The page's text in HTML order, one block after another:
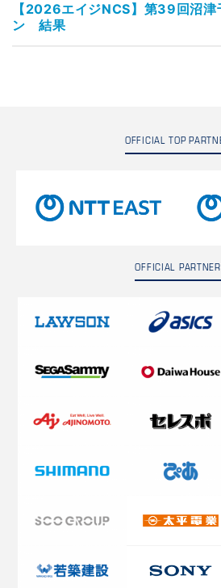
【2026エイジNCS】第39回沼津
ン 結果
OFFICIAL TOP
OFFICIAL